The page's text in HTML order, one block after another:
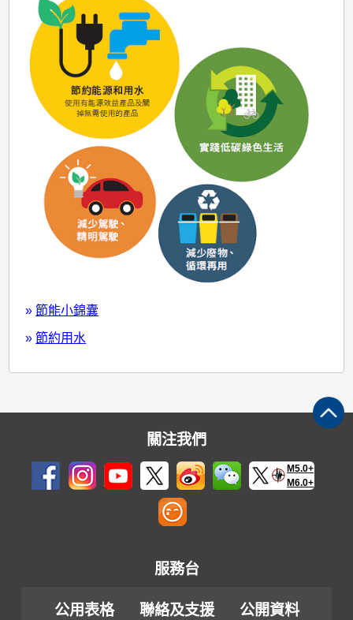
» 節能小錦囊
» 節約用水
關注我們
M5.0+
M6.0+
服務台
公用表格 聯絡及支援
公開資料